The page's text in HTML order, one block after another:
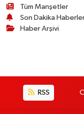
Tüm Manşetler
Son Dakika
Haber Arşivi
RSS